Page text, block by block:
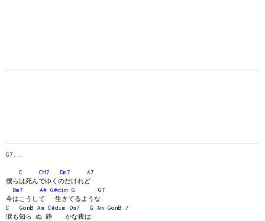
G7
C CM7 Dm7
A7
僕らは死んでゆくのだけれど
Dm7
A# G#dim G
G7
今はこうして 生きてるような
C
GonB Am C#dim Dm7 G Am GonB /
涙も知ら ぬ 静 かな夜は